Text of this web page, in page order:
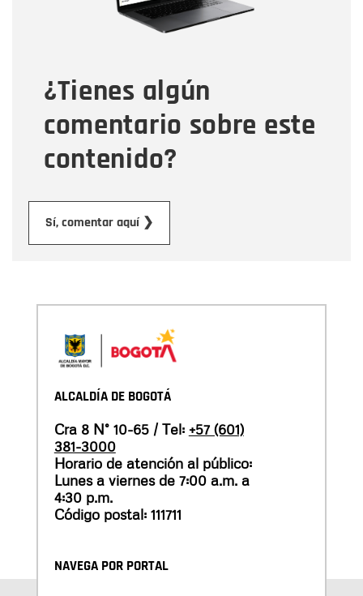
¿Tienes algún
comentario sobre este
contenido?
Sí, comentar aquí ❯
Tipo de comentario
Mensaje
ALCALDÍA DE BOGOTÁ
Cra 8 N° 10-65 / Tel: +57 (601)
381-3000
Horario de atención al público:
Lunes a viernes de 7:00 a.m. a
4:30 p.m.
Código postal: 111711
NAVEGA POR PORTAL